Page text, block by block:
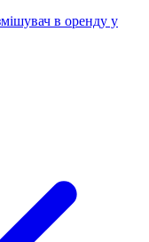
в оренду у